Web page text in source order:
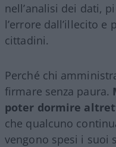
nell’analisi dei dati,
l’errore dall’illecito
cittadini.
Perché chi
firmare senza paura.
poter dormire
che qualcuno
vengono spesi i suoi